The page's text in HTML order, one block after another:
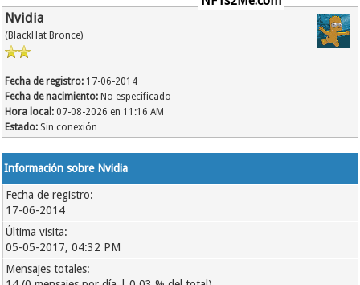
Nvidia
(BlackHat Bronce)
Fecha de registro: 17-06-2014
Fecha de nacimiento: No especificado
Hora local: 07-08-2026 en 11:16 AM
Estado: Sin conexión
Información sobre Nvidia
Fecha de registro:
17-06-2014
Última visita:
05-05-2017, 04:32 PM
Mensajes totales: